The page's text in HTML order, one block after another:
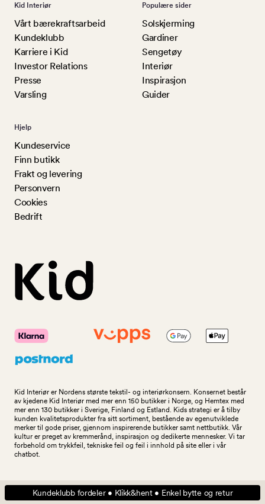
Kid Interiør
Vårt bærekraftsarbeid
Kundeklubb
Karriere i Kid
Investor Relations
Presse
Varsling
Populære sider
Solskjerming
Gardiner
Sengetøy
Interiør
Inspirasjon
Guider
Hjelp
Kundeservice
Finn butikk
Frakt og levering
Personvern
Cookies
Bedrift
Kid Interiør er Nordens største tekstil- og interiørkonsern. Konsernet består
av kjedene Kid Interiør med mer enn 150 butikker i Norge, og Hemtex med
mer enn 130 butikker i Sverige, Finland og Estland. Kids strategi er å tilby
kunden kvalitetsprodukter fra sitt sortiment, bestående av egenutviklede
merker til gode priser, gjennom inspirerende butikker samt nettbutikk. Vår
kultur er preget av kremmerånd, inspirasjon og dedikerte mennesker. Vi tar
forbehold om trykkfeil, tekniske feil og feil i innhold på site eller i vår
chatbot.
Kundeklubb fordeler • Klikk&hent • Enkel bytte og retur